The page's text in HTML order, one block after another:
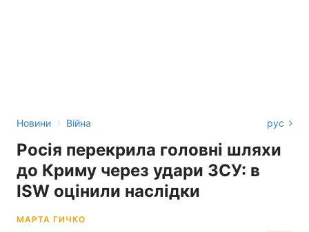
Новини › Війна рус
Росія перекрила головні шляхи
до Криму через удари ЗСУ: в
ISW оцінили наслідки
МАРТА ГИЧКО